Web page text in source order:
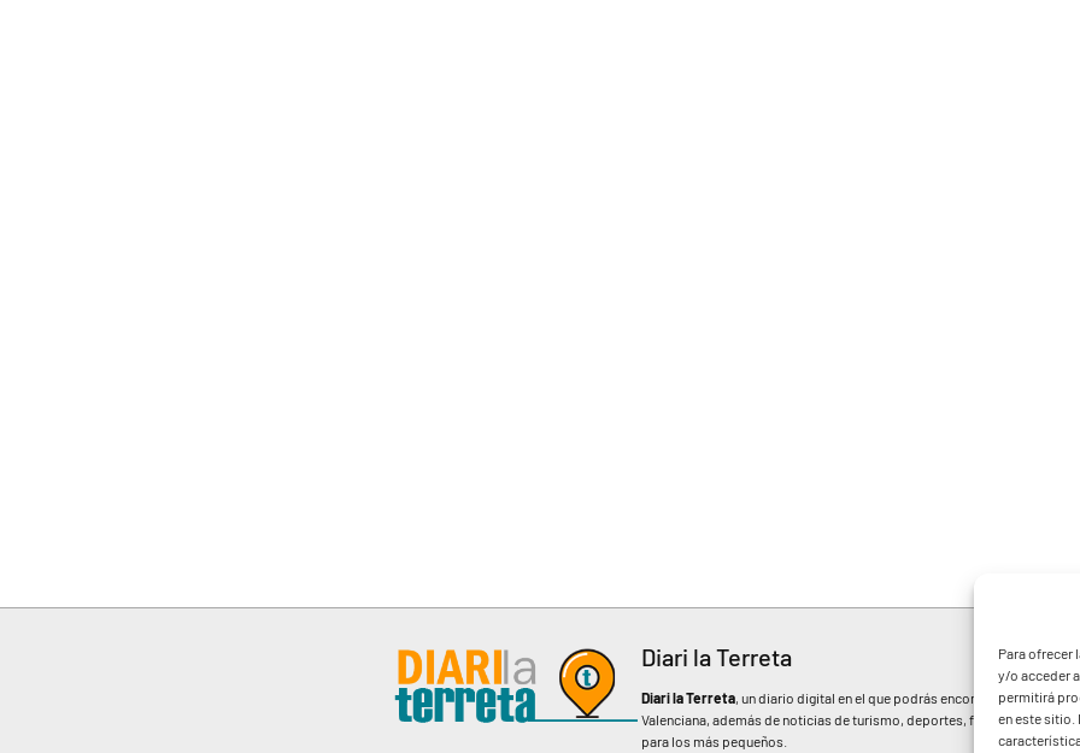
Para ofrecer
y/o acceder
permitirá
en este sitio.
Diari la Terreta
Diari la Terreta, un diario digital en el que podrás encontrar noticias de
Valenciana, además de noticias de turismo, deportes, fiestas
para los más pequeños.